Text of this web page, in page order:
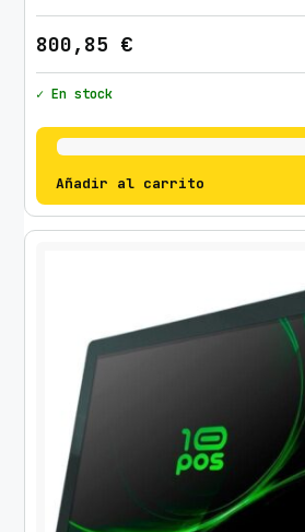
800,85 €
✓ En stock
Añadir al carrito